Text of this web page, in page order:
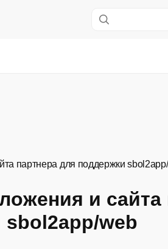
партнера для поддержки
и сайта
web